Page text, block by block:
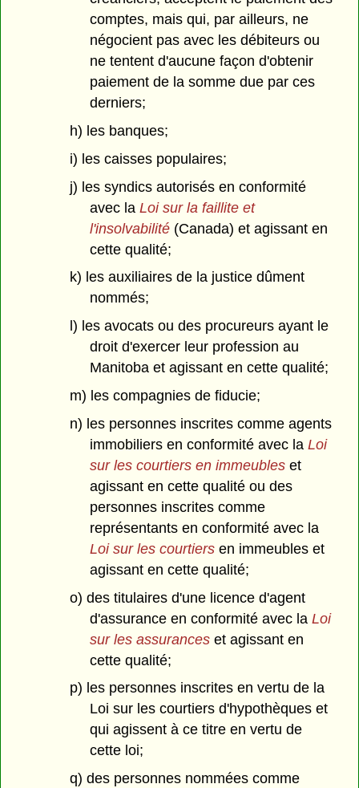
comptes, mais qui, par ailleurs, ne
négocient pas avec les débiteurs ou
ne tentent d'aucune façon d'obtenir
paiement de la somme due par ces
derniers;
h) les banques;
i) les caisses populaires;
j) les syndics autorisés en conformité
avec la Loi sur la faillite et
l'insolvabilité (Canada) et agissant en
cette qualité;
k) les auxiliaires de la justice dûment
nommés;
l) les avocats ou des procureurs ayant le
droit d'exercer leur profession au
Manitoba et agissant en cette qualité;
m) les compagnies de fiducie;
n) les personnes inscrites comme agents
immobiliers en conformité avec la Loi
sur les courtiers en immeubleset
agissant en cette qualité ou des
personnes inscrites comme
représentants en conformité avec la
Loi sur les courtiersen immeubles et
agissant en cette qualité;
o) des titulaires d'une licence d'agent
d'assurance en conformité avec la Loi
sur les assuranceset agissant en
cette qualité;
p) les personnes inscrites en vertu de la
Loi sur les courtiers d'hypothèques et
qui agissent à ce titre en vertu de
cette loi;
q) des personnes nommées comme